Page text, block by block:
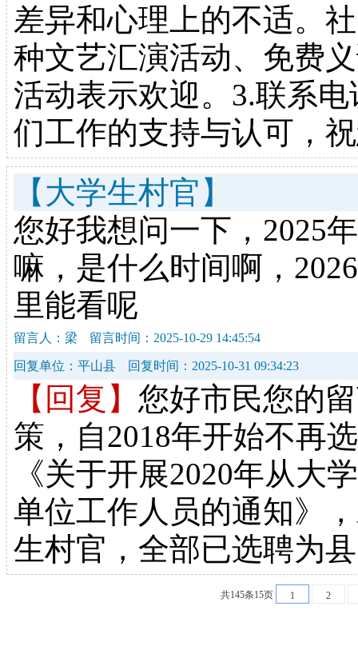
差异和心理上的不适。
种文艺汇演活动、免费
活动表示欢迎。3.联系电
们工作的支持与认可，
【大学生村官】
您好我想问一下，2025
嘛，是什么时间啊，
里能看呢
留言人：梁 留言时间：2025-10-29 14:45:54
回复单位：平山县 回复时间：2025-10-31 09:34:23
【回复】 您好市民您的
策，自2018年开始不再
《关于开展2020年从大
单位工作人员的通知》
生村官，全部已选聘为
共145条15页 1 2